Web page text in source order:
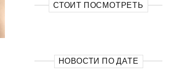
СТОИТ ПОСМОТРЕТЬ
НОВОСТИ ПО ДАТЕ